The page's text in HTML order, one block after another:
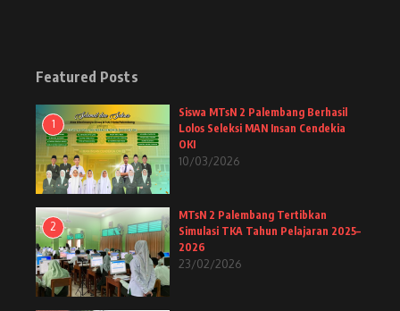
Featured Posts
1
Siswa MTsN 2 Palembang Berhasil
Lolos Seleksi MAN Insan Cendekia
OKI
10/03/2026
2
MTsN 2 Palembang Tertibkan
Simulasi TKA Tahun Pelajaran 2025–
2026
23/02/2026